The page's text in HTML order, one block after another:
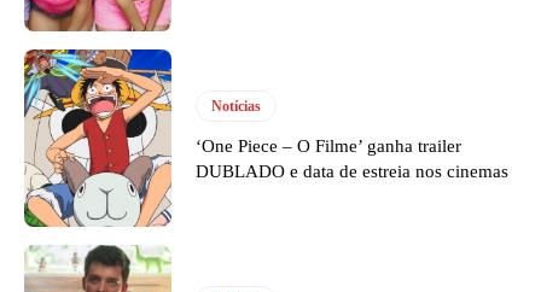
Notícias
‘One Piece – O Filme’ ganha trailer
DUBLADO e data de estreia nos cinemas